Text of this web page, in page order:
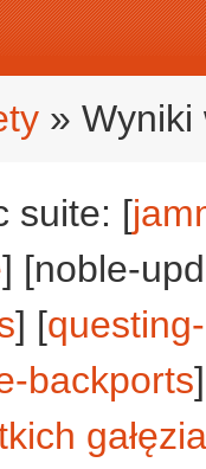
» Wyniki
suite: [
] [noble-
] [
backports